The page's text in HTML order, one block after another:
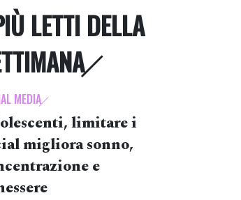
LETTI DELLA
MEDIA
limitare i
migliora sonno,
e